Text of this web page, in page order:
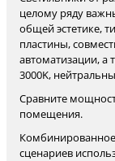
целому ряду
общей эстетике,
пластины,
автоматизации, а
3000K,
Сравните
помещения.
сценариев